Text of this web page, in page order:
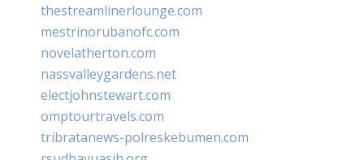
thestreamlinerlounge.com
mestrinorubanofc.com
novelatherton.com
nassvalleygardens.net
electjohnstewart.com
omptourtravels.com
tribratanews-polreskebumen.com